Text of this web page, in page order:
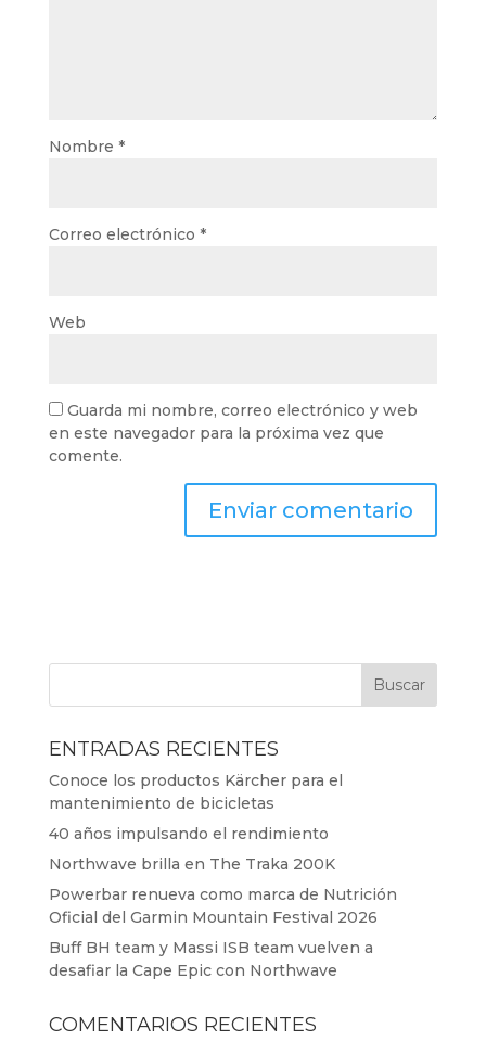
Nombre *
Correo electrónico *
Web
Guarda mi nombre, correo electrónico y web
en este navegador para la próxima vez que
comente.
ENTRADAS RECIENTES
Conoce los productos Kärcher para el
mantenimiento de bicicletas
40 años impulsando el rendimiento
Northwave brilla en The Traka 200K
Powerbar renueva como marca de Nutrición
Oficial del Garmin Mountain Festival 2026
Buff BH team y Massi ISB team vuelven a
desafiar la Cape Epic con Northwave
COMENTARIOS RECIENTES